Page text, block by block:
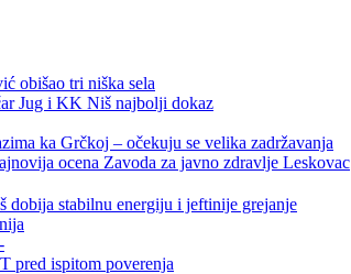
obišao tri niška sela
Jug i KK Niš najbolji dokaz
ka Grčkoj – očekuju se velika zadržavanja
ocena Zavoda za javno zdravlje Leskovac
dobija stabilnu energiju i jeftinije grejanje
pred ispitom poverenja